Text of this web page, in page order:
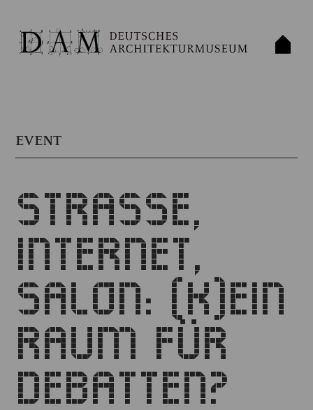
EVENT
STRASSE,
INTERNET,
SALON: (K)EIN
RAUM FÜR
DEBATTEN?